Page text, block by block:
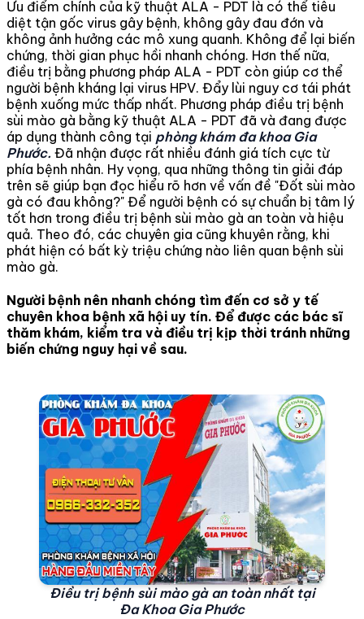
Ưu điểm chính của kỹ thuật ALA - PDT là có thể tiêu
diệt tận gốc virus gây bệnh, không gây đau đớn và
không ảnh hưởng các mô xung quanh. Không để lại biến
chứng, thời gian phục hồi nhanh chóng. Hơn thế nữa,
điều trị bằng phương pháp ALA - PDT còn giúp cơ thể
người bệnh kháng lại virus HPV. Đẩy lùi nguy cơ tái phát
bệnh xuống mức thấp nhất. Phương pháp điều trị bệnh
sùi mào gà bằng kỹ thuật ALA - PDT đã và đang được
áp dụng thành công tại phòng khám đa khoa Gia
Phước. Đã nhận được rất nhiều đánh giá tích cực từ
phía bệnh nhân. Hy vọng, qua những thông tin giải đáp
trên sẽ giúp bạn đọc hiểu rõ hơn về vấn đề "Đốt sùi mào
gà có đau không?" Để người bệnh có sự chuẩn bị tâm lý
tốt hơn trong điều trị bệnh sùi mào gà an toàn và hiệu
quả. Theo đó, các chuyên gia cũng khuyên rằng, khi
phát hiện có bất kỳ triệu chứng nào liên quan bệnh sùi
mào gà.
Người bệnh nên nhanh chóng tìm đến cơ sở y tế
chuyên khoa bệnh xã hội uy tín. Để được các bác sĩ
thăm khám, kiểm tra và điều trị kịp thời tránh những
biến chứng nguy hại về sau.
Điều trị bệnh sùi mào gà an toàn nhất tại
Đa Khoa Gia Phước